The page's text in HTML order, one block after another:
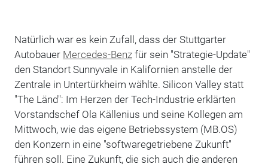
Natürlich war es kein Zufall, dass der Stuttgarter
Autobauer Mercedes-Benzfür sein "Strategie-Update"
den Standort Sunnyvale in Kalifornien anstelle der
Zentrale in Untertürkheim wählte. Silicon Valley statt
"The Länd": Im Herzen der Tech-Industrie erklärten
Vorstandschef Ola Källenius und seine Kollegen am
Mittwoch, wie das eigene Betriebssystem (MB.OS)
den Konzern in eine "softwaregetriebene Zukunft"
führen soll. Eine Zukunft, die sich auch die anderen